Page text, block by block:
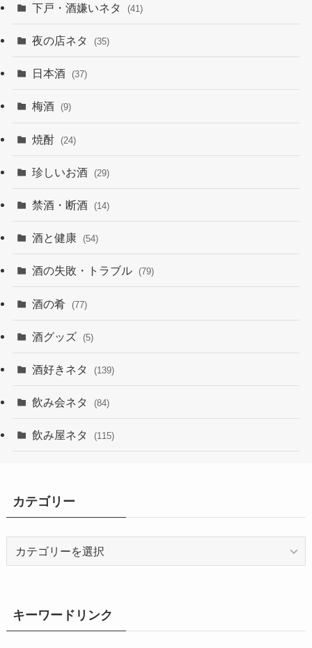
下戸・酒嫌いネタ (41)
夜の店ネタ (35)
日本酒 (37)
梅酒 (9)
焼酎 (24)
珍しいお酒 (29)
禁酒・断酒 (14)
酒と健康 (54)
酒の失敗・トラブル (79)
酒の肴 (77)
酒グッズ (5)
酒好きネタ (139)
飲み会ネタ (84)
飲み屋ネタ (115)
カテゴリー
ーキーワードリンク